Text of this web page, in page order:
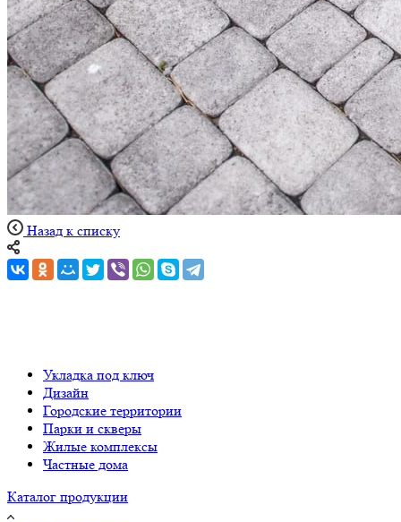
Назад к списку
Укладка под ключ
Дизайн
Городские территории
Парки и скверы
Жилые комплексы
Частные дома
Каталог продукции